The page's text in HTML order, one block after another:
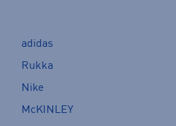
adidas
Rukka
Nike
McKINLEY